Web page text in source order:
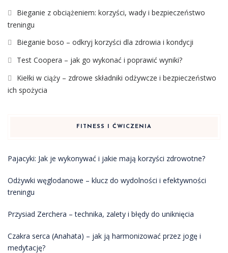
Bieganie z obciążeniem: korzyści, wady i bezpieczeństwo
treningu
Bieganie boso – odkryj korzyści dla zdrowia i kondycji
Test Coopera – jak go wykonać i poprawić wyniki?
Kiełki w ciąży – zdrowe składniki odżywcze i bezpieczeństwo
ich spożycia
FITNESS I ĆWICZENIA
Pajacyki: Jak je wykonywać i jakie mają korzyści zdrowotne?
Odżywki węglodanowe – klucz do wydolności i efektywności
treningu
Przysiad Zerchera – technika, zalety i błędy do uniknięcia
Czakra serca (Anahata) – jak ją harmonizować przez jogę i
medytację?